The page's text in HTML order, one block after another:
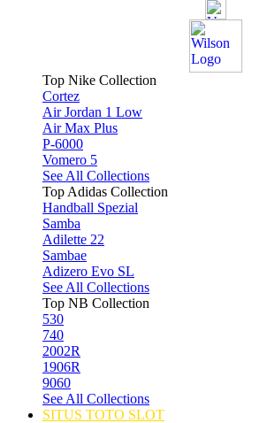
Top Nike Collection
Cortez
Air Jordan 1 Low
Air Max Plus
P-6000
Vomero 5
See All Collections
Top Adidas Collection
Handball Spezial
Samba
Adilette 22
Sambae
Adizero Evo SL
See All Collections
Top NB Collection
530
740
2002R
1906R
9060
See All Collections
SITUS TOTO SLOT